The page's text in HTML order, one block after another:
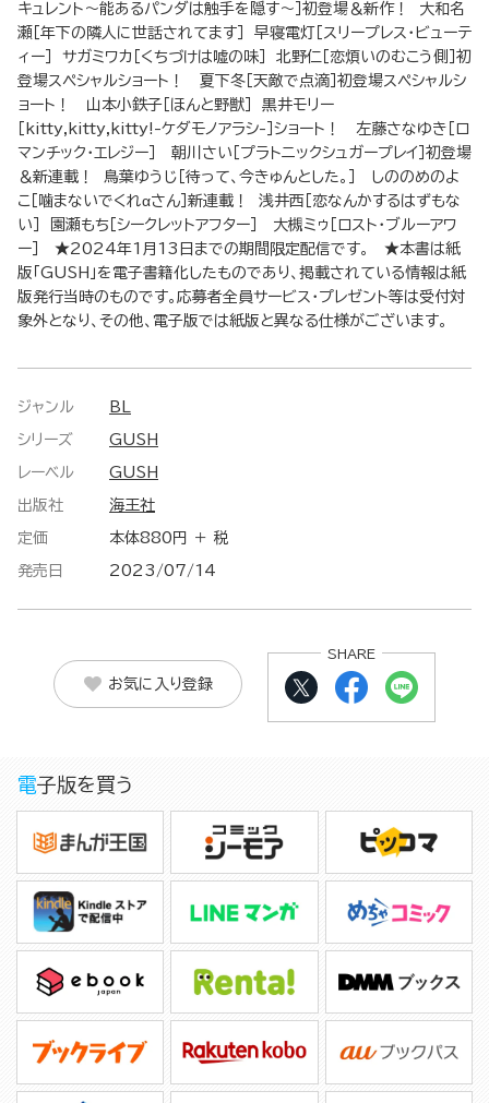
キュレント～能あるパンダは触手を隠す～］初登場＆新作！ 大和名
瀬［年下の隣人に世話されてます］ 早寝電灯［スリープレス・ビューテ
ィー］ サガミワカ［くちづけは嘘の味］ 北野仁［恋煩いのむこう側］初
登場スペシャルショート！ 夏下冬［天敵で点滴］初登場スペシャルシ
ョート！ 山本小鉄子［ほんと野獣］ 黒井モリー
［kitty,kitty,kitty!-ケダモノアラシ-］ショート！ 左藤さなゆき［ロ
マンチック・エレジー］ 朝川さい［プラトニックシュガープレイ］初登場
＆新連載！ 鳥葉ゆうじ［待って、今きゅんとした。］ しののめのよ
こ［噛まないでくれαさん］新連載！ 浅井西［恋なんかするはずもな
い］ 園瀬もち［シークレットアフター］ 大槻ミゥ［ロスト・ブルーアワ
ー］ ★2024年1月13日までの期間限定配信です。 ★本書は紙
版「GUSH」を電子書籍化したものであり、掲載されている情報は紙
版発行当時のものです。応募者全員サービス・プレゼント等は受付対
象外となり、その他、電子版では紙版と異なる仕様がございます。
ジャンル BL
シリーズ GUSH
レーベル GUSH
出版社 海王社
定価 本体880円 ＋ 税
発売日 2023/07/14
お気に入り登録
SHARE
電子版を買う